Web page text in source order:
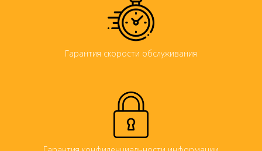
Гарантия скорости обслуживания